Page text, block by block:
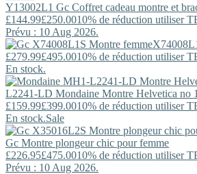
Y13002L1 Gc Coffret cadeau montre et
£144.99£250.0010% de réduction utiliser
Prévu : 10 Aug 2026.
£279.99£495.0010% de réduction utiliser
En stock.
L2241-LD Mondaine Montre Helvetica no
£159.99£399.0010% de réduction utiliser
En stock.Sale
Gc Montre plongeur chic pour femme
£226.95£475.0010% de réduction utiliser
Prévu : 10 Aug 2026.